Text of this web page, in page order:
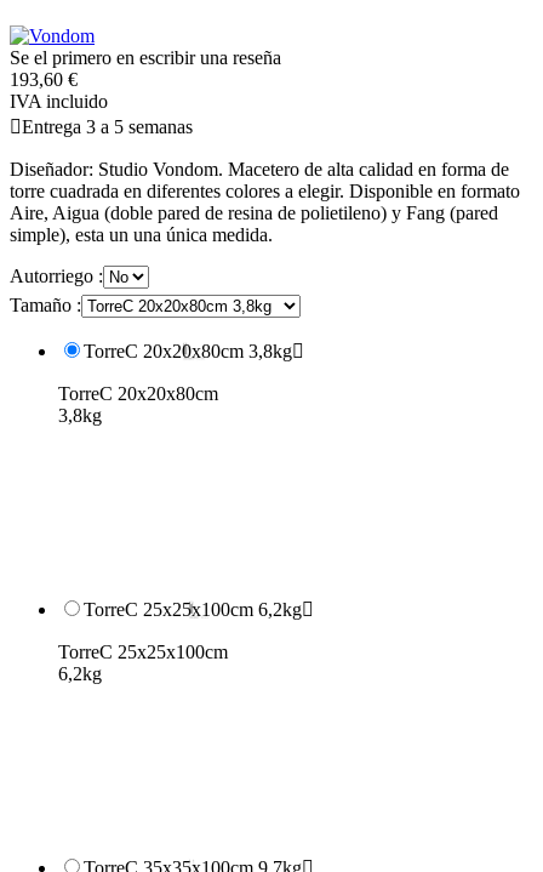
Se el primero en escribir una reseña
193,60 €
IVA incluido
Entrega 3 a 5 semanas
Diseñador: Studio Vondom. Macetero de alta calidad en forma de
torre cuadrada en diferentes colores a elegir. Disponible en formato
Aire, Aigua (doble pared de resina de polietileno) y Fang (pared
simple), esta un una única medida.
Autorriego :
Tamaño :
TorreC 20x20x80cm 3,8kg
TorreC 20x20x80cm
3,8kg
TorreC 25x25x100cm 6,2kg
TorreC 25x25x100cm
6,2kg
TorreC 35x35x100cm 9,7kg